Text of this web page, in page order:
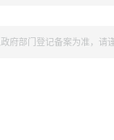
府部门登记备案为准，请